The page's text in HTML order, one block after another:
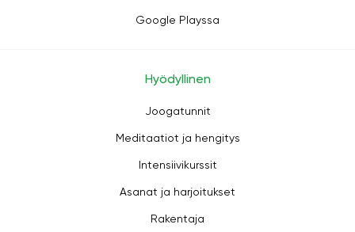
Google Playssa
Hyödyllinen
Joogatunnit
Meditaatiot ja hengitys
Intensiivikurssit
Asanat ja harjoitukset
Rakentaja